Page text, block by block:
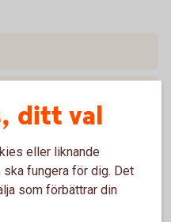
behöver du först
prestanda
ditt val
eller liknande
fungera för dig. Det
som förbättrar din